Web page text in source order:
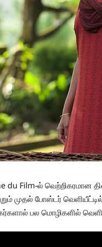
Film-ல் வெற்றிகரமான
முதல் போஸ்டர்
பல மொழிகளில்